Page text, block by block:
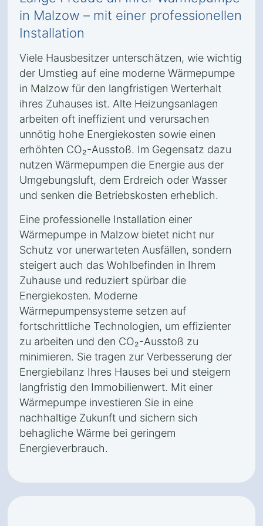
in Malzow – mit einer professionellen
Installation
Viele Hausbesitzer unterschätzen, wie wichtig
der Umstieg auf eine moderne Wärmepumpe
in Malzow für den langfristigen Werterhalt
ihres Zuhauses ist. Alte Heizungsanlagen
arbeiten oft ineffizient und verursachen
unnötig hohe Energiekosten sowie einen
erhöhten CO₂-Ausstoß. Im Gegensatz dazu
nutzen Wärmepumpen die Energie aus der
Umgebungsluft, dem Erdreich oder Wasser
und senken die Betriebskosten erheblich.
Eine professionelle Installation einer
Wärmepumpe in Malzow bietet nicht nur
Schutz vor unerwarteten Ausfällen, sondern
steigert auch das Wohlbefinden in Ihrem
Zuhause und reduziert spürbar die
Energiekosten. Moderne
Wärmepumpensysteme setzen auf
fortschrittliche Technologien, um effizienter
zu arbeiten und den CO₂-Ausstoß zu
minimieren. Sie tragen zur Verbesserung der
Energiebilanz Ihres Hauses bei und steigern
langfristig den Immobilienwert. Mit einer
Wärmepumpe investieren Sie in eine
nachhaltige Zukunft und sichern sich
behagliche Wärme bei geringem
Energieverbrauch.